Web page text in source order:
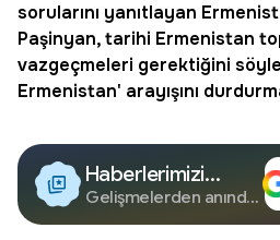
sorularını yanıtlayan
Paşinyan, tarihi Ermenistan
vazgeçmeleri gerektiğini
Ermenistan' arayışını
Haberlerimizi
Google'da Takip
Edin
Gelişmelerden anında